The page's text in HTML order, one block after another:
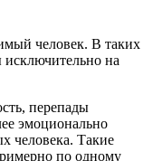
человек. В таких
исключительно на
перепады
эмоционально
человека. Такие
по одному